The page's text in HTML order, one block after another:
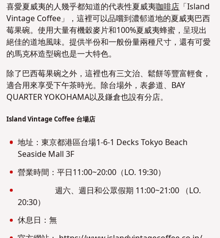
喜愛夏威夷的人幾乎都知道的代表性夏威夷咖啡店 「Island
Vintage Coffee」，這裡可以品嚐到濃郁道地的夏威夷巴西
莓果碗。使用大量有機穀麥片和100%夏威夷蜂蜜，呈現出
絕佳的道地風味。提供半份和一般份量兩種尺寸，還有可愛
的馬克杯造型碗也是一大特色。
除了巴西莓果碗之外，這裡也有三文治、鬆餅等豐富輕食，
適合用來享受下午茶時光。除台場外，表參道、BAY
QUARTER YOKOHAMA以及鎌倉也設有分店。
Island Vintage Coffee 台場店
地址：東京都港區台場1-6-1 Decks Tokyo Beach
Seaside Mall 3F
營業時間：平日11:00~20:00（LO. 19:30）
週六、週日和公眾假期 11:00~21:00 （LO.
20:30）
休息日：無